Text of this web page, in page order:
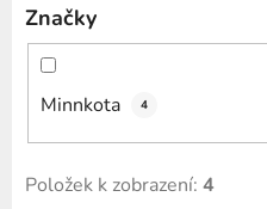
Značky
Minnkota 4
Položek k zobrazení: 4